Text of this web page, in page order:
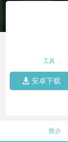
工具
安卓下载
简介